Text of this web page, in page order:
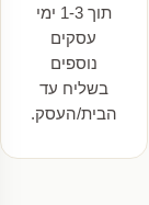
תוך 1-3 ימי
עסקים
נוספים
בשליח עד
הבית/העסק.